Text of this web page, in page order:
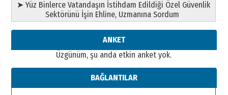
”Reisimiz” idi… Hakka yürüdü.!
26 Mart 2026 Perşembe
gönül adamı Faruk Terzioğlu!
➤ Yüz Binlerce Vatandaşın İstihdam Edildiği Özel Güvenlik
Sektörünü İşin Ehline, Uzmanına Sordum
ANKET
Üzgünüm, şu anda etkin anket yok.
BAĞLANTILAR